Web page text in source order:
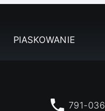
PIASKOWANIE
791-